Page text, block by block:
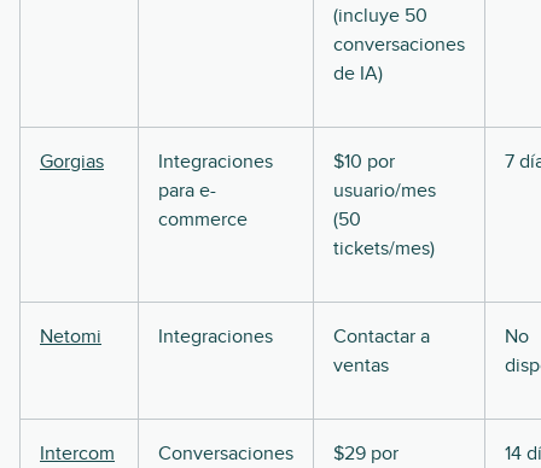
(incluye 50
conversaciones
de IA)
Gorgias
Integraciones
para e-
commerce
$10 por
usuario/mes
(50
tickets/mes)
7
Netomi Integraciones
Contactar a
ventas
No
Intercom
Conversaciones
$29 por
14